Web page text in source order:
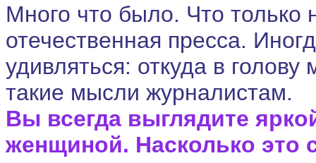
Много что было. Что только
отечественная пресса.
удивляться: откуда в голову
такие мысли журналистам.
Вы всегда выглядите
женщиной. Насколько это